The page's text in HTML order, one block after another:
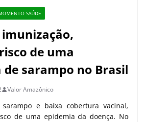
SAÚDE
de uma
sarampo no Brasil
Valor Amazônico
e baixa cobertura vacinal,
de uma epidemia da doença. No